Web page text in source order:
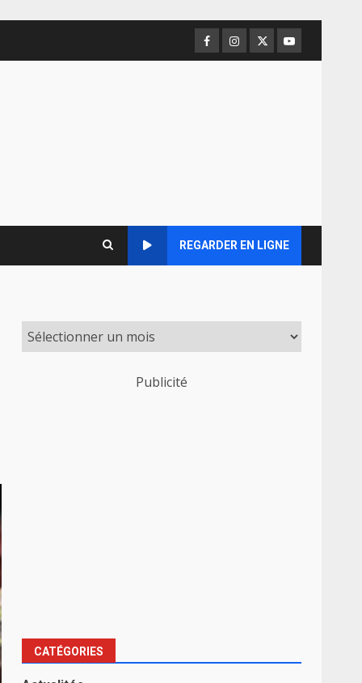
Facebook
Instagram
TwitterYoutube
REGARDER EN LIGNE
Publicité
CATÉGORIES